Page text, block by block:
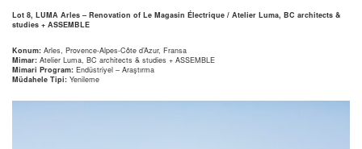
Lot 8, LUMA Arles – Renovation of Le Magasin Électrique / Atelier Luma, BC architects &
studies + ASSEMBLE
Konum: Arles, Provence-Alpes-Côte d’Azur, Fransa
Mimar: Atelier Luma, BC architects & studies + ASSEMBLE
Mimari Program: Endüstriyel – Araştırma
Müdahele Tipi: Yenileme